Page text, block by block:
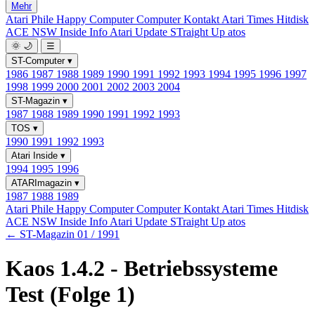
Mehr
Atari Phile Happy ComputerComputer Kontakt Atari Times Hitdisk
ACE NSW Inside Info Atari Update STraight Up atos
🌞 🌙
☰
ST-Computer ▾
1986 1987 1988 1989 1990 1991 1992 1993 1994 1995 1996 1997
1998 1999 2000 2001 2002 2003 2004
ST-Magazin ▾
1987 1988 1989 1990 1991 1992 1993
TOS ▾
1990 1991 1992 1993
Atari Inside ▾
1994 1995 1996
ATARImagazin ▾
1987 1988 1989
Atari Phile Happy ComputerComputer Kontakt Atari Times Hitdisk
ACE NSW Inside Info Atari Update STraight Up atos
← ST-Magazin 01 / 1991
Kaos 1.4.2 - Betriebssysteme
Test (Folge 1)